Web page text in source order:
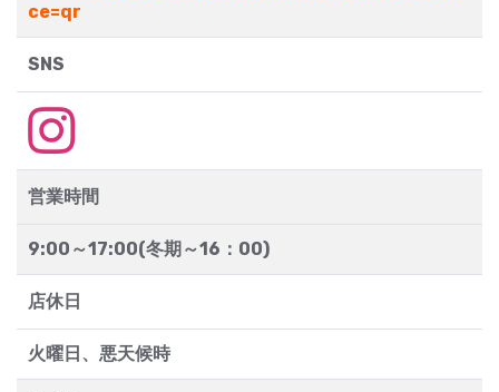
ce=qr
SNS
営業時間
9:00～17:00(冬期～16：00)
店休日
火曜日、悪天候時